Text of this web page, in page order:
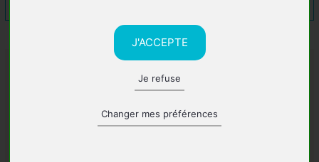
J'ACCEPTE
Je refuse
Changer mes préférences
A lire également